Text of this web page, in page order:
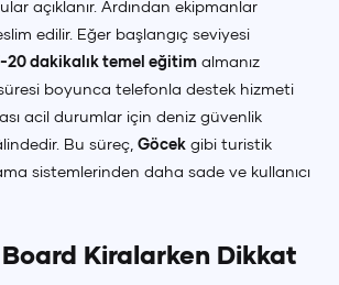
açıklanır. Ardından ekipmanlar
edilir. Eğer başlangıç seviyesi
20 dakikalık temel eğitim almanız
boyunca telefonla destek hizmeti
acil durumlar için deniz güvenlik
Bu süreç,Göcek gibi turistik
sistemlerinden daha sade ve kullanıcı
Board Kiralarken Dikkat